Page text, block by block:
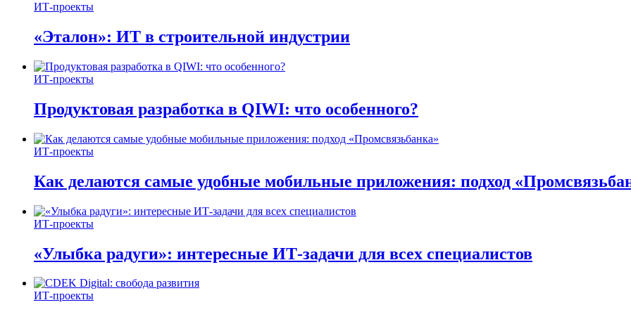
ИТ-проекты
«Эталон»: ИТ в строительной индустрии
ИТ-проекты
Продуктовая разработка в QIWI: что особенного?
ИТ-проекты
Как делаются самые удобные мобильные приложения: подход
ИТ-проекты
«Улыбка радуги»: интересные ИТ-задачи для всех специалистов
ИТ-проекты